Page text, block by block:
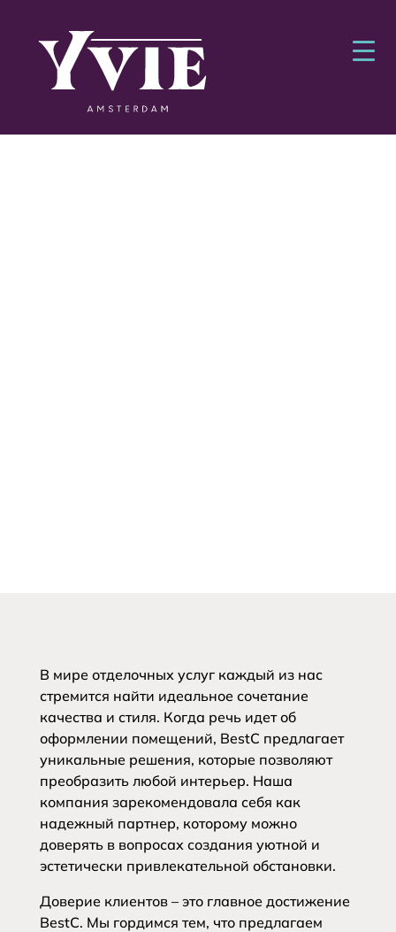
В мире отделочных услуг каждый из нас
стремится найти идеальное сочетание
качества и стиля. Когда речь идет об
оформлении помещений, BestC предлагает
уникальные решения, которые позволяют
преобразить любой интерьер. Наша
компания зарекомендовала себя как
надежный партнер, которому можно
доверять в вопросах создания уютной и
эстетически привлекательной обстановки.
Доверие клиентов – это главное достижение
BestC. Мы гордимся тем, что предлагаем